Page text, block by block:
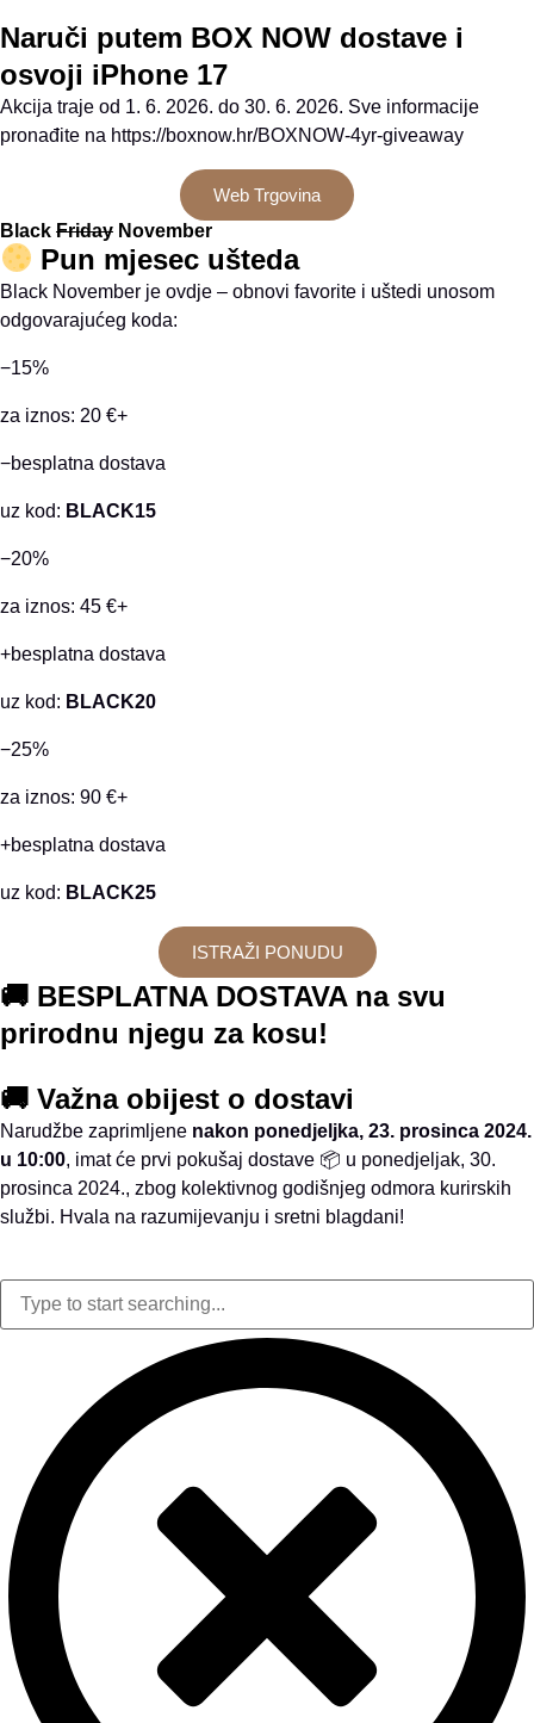
Naruči putem BOX NOW dostave i
osvoji iPhone 17
Akcija traje od 1. 6. 2026. do 30. 6. 2026. Sve informacije
pronađite na https://boxnow.hr/BOXNOW-4yr-giveaway
Web Trgovina
Black Friday November
Pun mjesec ušteda
Black November je ovdje – obnovi favorite i uštedi unosom
odgovarajućeg koda:
−15%
za iznos: 20 €+
−besplatna dostava
uz kod: BLACK15
−20%
za iznos: 45 €+
+besplatna dostava
uz kod: BLACK20
−25%
za iznos: 90 €+
+besplatna dostava
uz kod: BLACK25
ISTRAŽI PONUDU
🚚 BESPLATNA DOSTAVA na svu
prirodnu njegu za kosu!
🚚 Važna obijest o dostavi
Narudžbe zaprimljene nakon ponedjeljka, 23. prosinca 2024.
u 10:00, imat će prvi pokušaj dostave 📦 u ponedjeljak, 30.
prosinca 2024., zbog kolektivnog godišnjeg odmora kurirskih
službi. Hvala na razumijevanju i sretni blagdani!